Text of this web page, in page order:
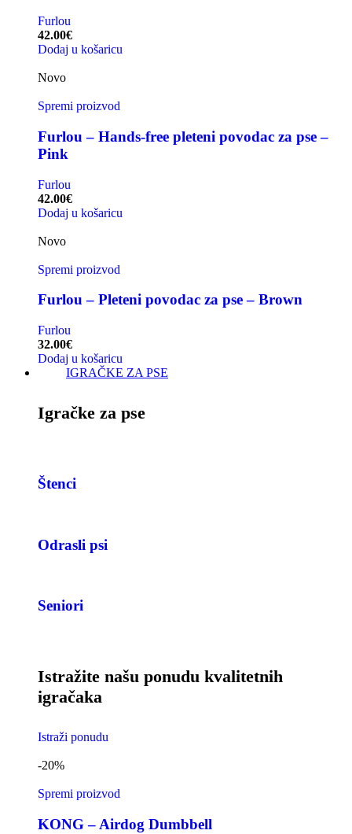
Furlou
42.00€
Dodaj u košaricu
Novo
Spremi proizvod
Furlou – Hands-free pleteni povodac za pse –
Pink
Furlou
42.00€
Dodaj u košaricu
Novo
Spremi proizvod
Furlou – Pleteni povodac za pse – Brown
Furlou
32.00€
Dodaj u košaricu
IGRAČKE ZA PSE
Igračke za pse
Štenci
Odrasli psi
Seniori
Istražite našu ponudu kvalitetnih
igračaka
Istraži ponudu
-20%
Spremi proizvod
KONG – Airdog Dumbbell